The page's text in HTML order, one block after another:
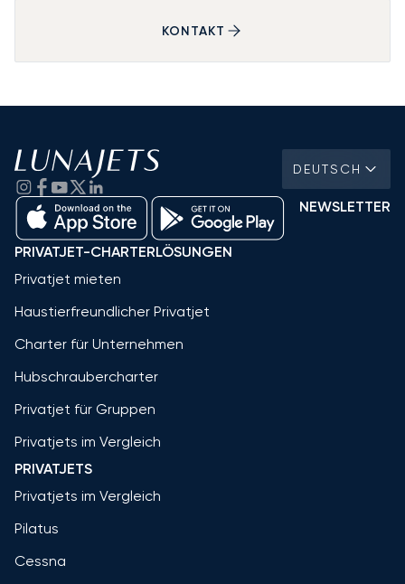
KONTAKT
DEUTSCH
NEWSLETTER
PRIVATJET-CHARTERLÖSUNGEN
Privatjet mieten
Haustierfreundlicher Privatjet
Charter für Unternehmen
Hubschraubercharter
Privatjet für Gruppen
Privatjets im Vergleich
PRIVATJETS
Privatjets im Vergleich
Pilatus
Cessna